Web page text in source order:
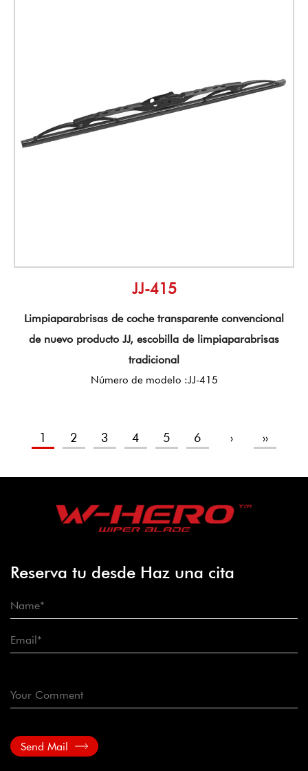
JJ-415
Limpiaparabrisas de coche transparente convencional
de nuevo producto JJ, escobilla de limpiaparabrisas
tradicional
Número de modelo :JJ-415
1 2 3 4 5 6 › ››
Reserva tu desde Haz una cita
Send Mail